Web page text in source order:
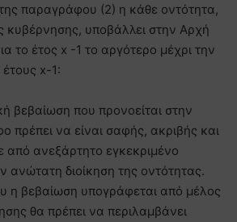
παραγράφου (2) η κάθε οντότητα,
κυβέρνησης, υποβάλλει στην Αρχή
το έτος x -1 το αργότερο μέχρι την
x-1:
βεβαίωση που προνοείται στην
να είναι σαφής, ακριβής και
από ανεξάρτητο εγκεκριμένο
ανώτατη διοίκηση της οντότητας.
η βεβαίωση υπογράφεται από μέλος
θα πρέπει να περιλαμβάνει